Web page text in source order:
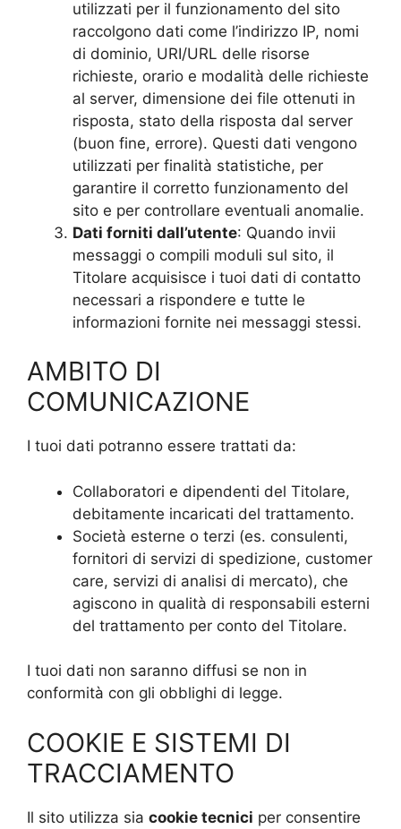
utilizzati per il funzionamento del sito
raccolgono dati come l’indirizzo IP, nomi
di dominio, URI/URL delle risorse
richieste, orario e modalità delle richieste
al server, dimensione dei file ottenuti in
risposta, stato della risposta dal server
(buon fine, errore). Questi dati vengono
utilizzati per finalità statistiche, per
garantire il corretto funzionamento del
sito e per controllare eventuali anomalie.
Dati forniti dall’utente: Quando invii
messaggi o compili moduli sul sito, il
Titolare acquisisce i tuoi dati di contatto
necessari a rispondere e tutte le
informazioni fornite nei messaggi stessi.
AMBITO DI
COMUNICAZIONE
I tuoi dati potranno essere trattati da:
Collaboratori e dipendenti del Titolare,
debitamente incaricati del trattamento.
Società esterne o terzi (es. consulenti,
fornitori di servizi di spedizione, customer
care, servizi di analisi di mercato), che
agiscono in qualità di responsabili esterni
del trattamento per conto del Titolare.
I tuoi dati non saranno diffusi se non in
conformità con gli obblighi di legge.
COOKIE E SISTEMI DI
TRACCIAMENTO
Il sito utilizza sia cookie tecnici per consentire